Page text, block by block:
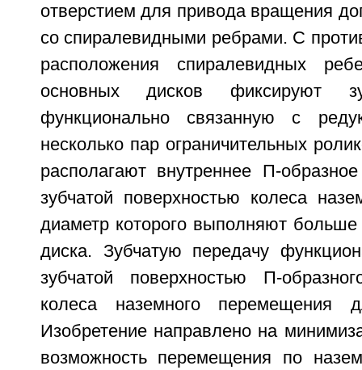
отверстием для привода вращения
со спиралевидными ребрами. С
расположения спиралевидных
основных дисков фиксируют
функционально связанную с
несколько пар ограничительных
располагают внутреннее П-
зубчатой поверхностью колеса
диаметр которого выполняют больше
диска. Зубчатую передачу
зубчатой поверхностью П-
колеса наземного перемещения
Изобретение направлено на
возможность перемещения по